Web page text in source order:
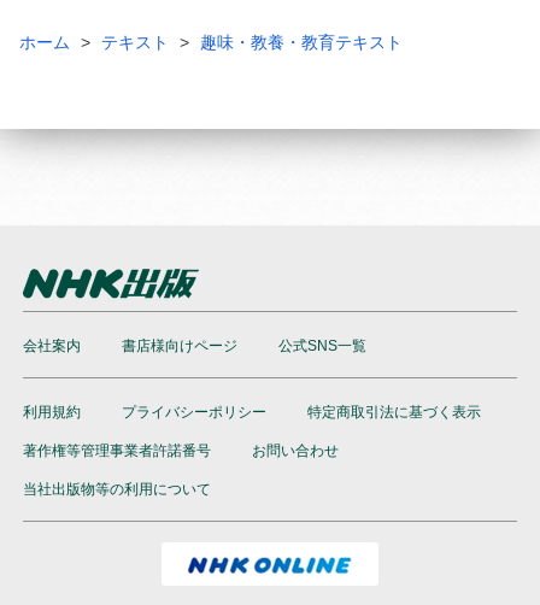
ホーム テキスト 趣味・教養・教育テキスト
会社案内 書店様向けページ 公式SNS一覧
利用規約 プライバシーポリシー 特定商取引法に基づく表示
著作権等管理事業者許諾番号 お問い合わせ
当社出版物等の利用について